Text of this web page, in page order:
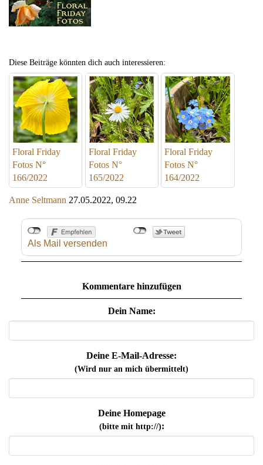
Diese Beiträge könnten dich auch interessieren:
Floral Friday
Fotos N°
166/2022
Floral Friday
Fotos N°
165/2022
Floral Friday
Fotos N°
164/2022
Anne Seltmann 27.05.2022, 09.22
Als Mail versenden
Kommentare hinzufügen
Dein Name:
Deine E-Mail-Adresse:
(Wird nur an mich übermittelt)
Deine Homepage
(bitte mit http://):